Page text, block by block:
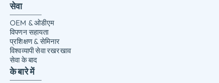
सेवा
OEM & ओडीएम
विपणन सहायता
प्रशिक्षण & सेमिनार
विश्वव्यापी सेवा रखरखाव
सेवा के बाद
के बारे में